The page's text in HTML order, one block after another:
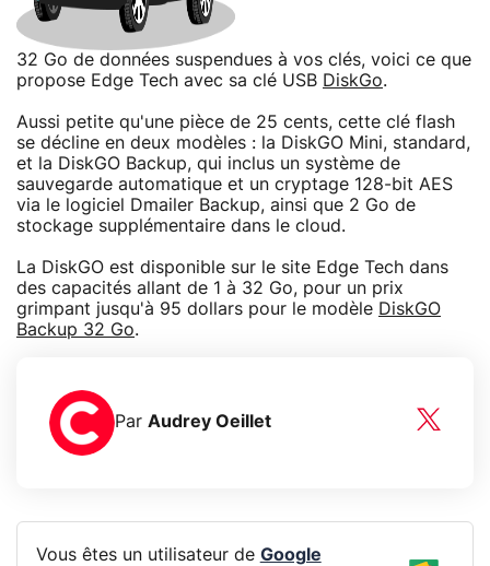
32 Go de données suspendues à vos clés, voici ce que
propose Edge Tech avec sa clé USB DiskGo.
Aussi petite qu'une pièce de 25 cents, cette clé flash
se décline en deux modèles : la DiskGO Mini, standard,
et la DiskGO Backup, qui inclus un système de
sauvegarde automatique et un cryptage 128-bit AES
via le logiciel Dmailer Backup, ainsi que 2 Go de
stockage supplémentaire dans le cloud.
La DiskGO est disponible sur le site Edge Tech dans
des capacités allant de 1 à 32 Go, pour un prix
grimpant jusqu'à 95 dollars pour le modèle DiskGO
Backup 32 Go.
Par Audrey Oeillet
Vous êtes un utilisateur de Google